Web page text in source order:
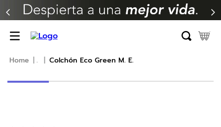
. Colchón Eco Green M. E.
TÉRMINOS MÁS BUSCADOS
1.
erica